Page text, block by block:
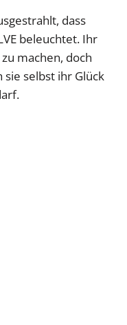
dass
beleuchtet. Ihr
machen, doch
sie selbst ihr Glück